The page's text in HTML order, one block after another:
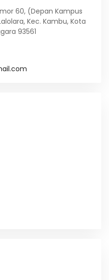
60, (Depan Kampus
Kec. Kambu, Kota
93561